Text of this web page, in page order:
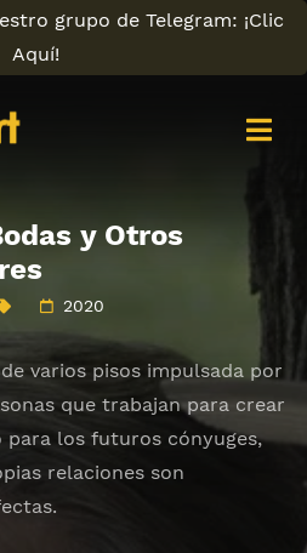
grupo de Telegram: ¡Clic
Aquí!
y Otros
2020
varios pisos impulsada por
que trabajan para crear
para los futuros cónyuges,
relaciones son